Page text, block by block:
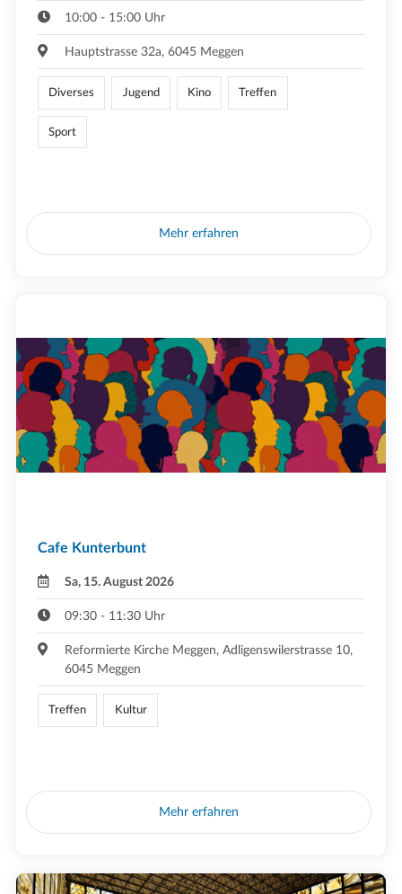
10:00 - 15:00 Uhr
Hauptstrasse 32a, 6045 Meggen
Diverses Jugend Kino Treffen
Sport
Mehr erfahren
Cafe Kunterbunt
Sa, 15. August 2026
09:30 - 11:30 Uhr
Reformierte Kirche Meggen, Adligenswilerstrasse 10,
6045 Meggen
Treffen Kultur
Mehr erfahren